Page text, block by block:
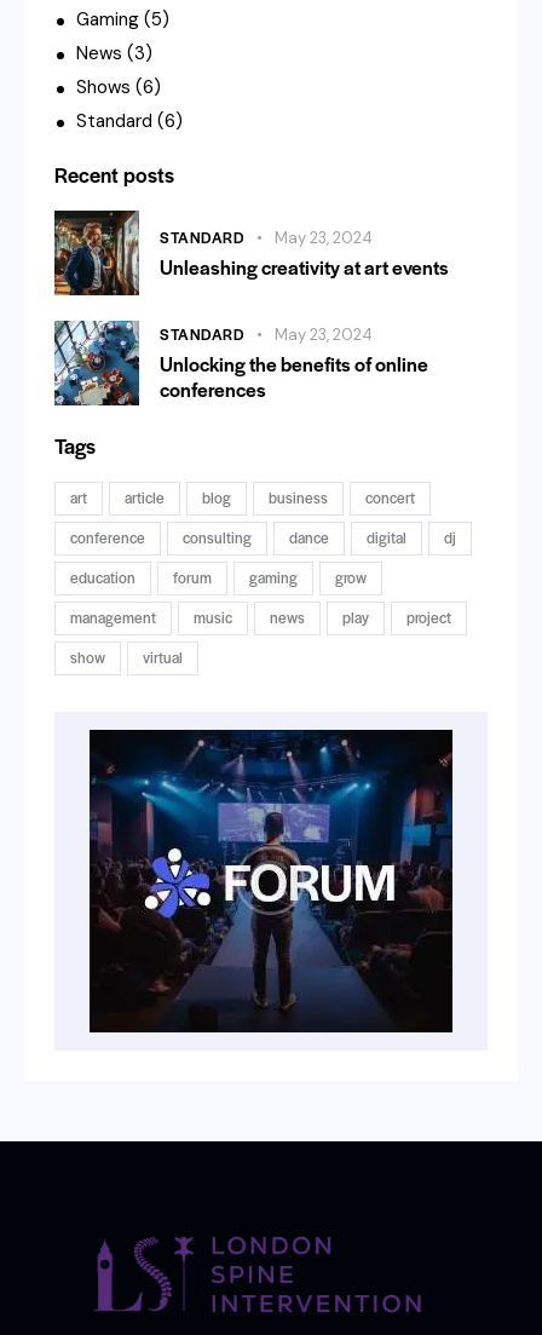
Gaming (5)
News (3)
Shows (6)
Standard (6)
Recent posts
STANDARD May 23, 2024
Unleashing creativity at art events
STANDARD May 23, 2024
Unlocking the benefits of online
conferences
Tags
art article blog business
concert
conference
consulting dance digital
dj
education
forum gaming
grow
management
music news play
project
show
virtual